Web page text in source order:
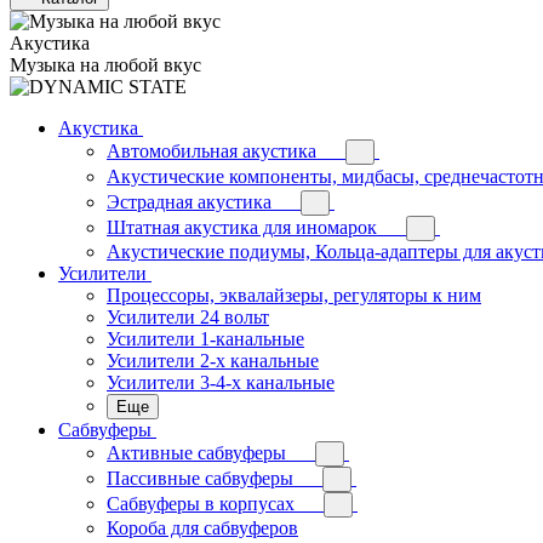
Акустика
Музыка на любой вкус
Акустика
Автомобильная акустика
Акустические компоненты, мидбасы,
Эстрадная акустика
Штатная акустика для иномарок
Акустические подиумы, Кольца-адаптеры для
Усилители
Процессоры, эквалайзеры, регуляторы к ним
Усилители 24 вольт
Усилители 1-канальные
Усилители 2-х канальные
Усилители 3-4-х канальные
Еще
Сабвуферы
Активные сабвуферы
Пассивные сабвуферы
Сабвуферы в корпусах
Короба для сабвуферов